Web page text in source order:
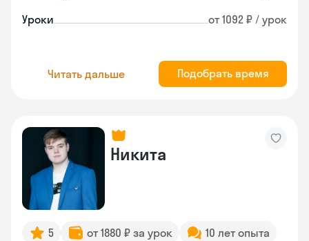
Уроки от 1092 ₽ / урок
Читать дальше Подобрать время
Никита
5 от 1880 ₽ за урок 10 лет опыта